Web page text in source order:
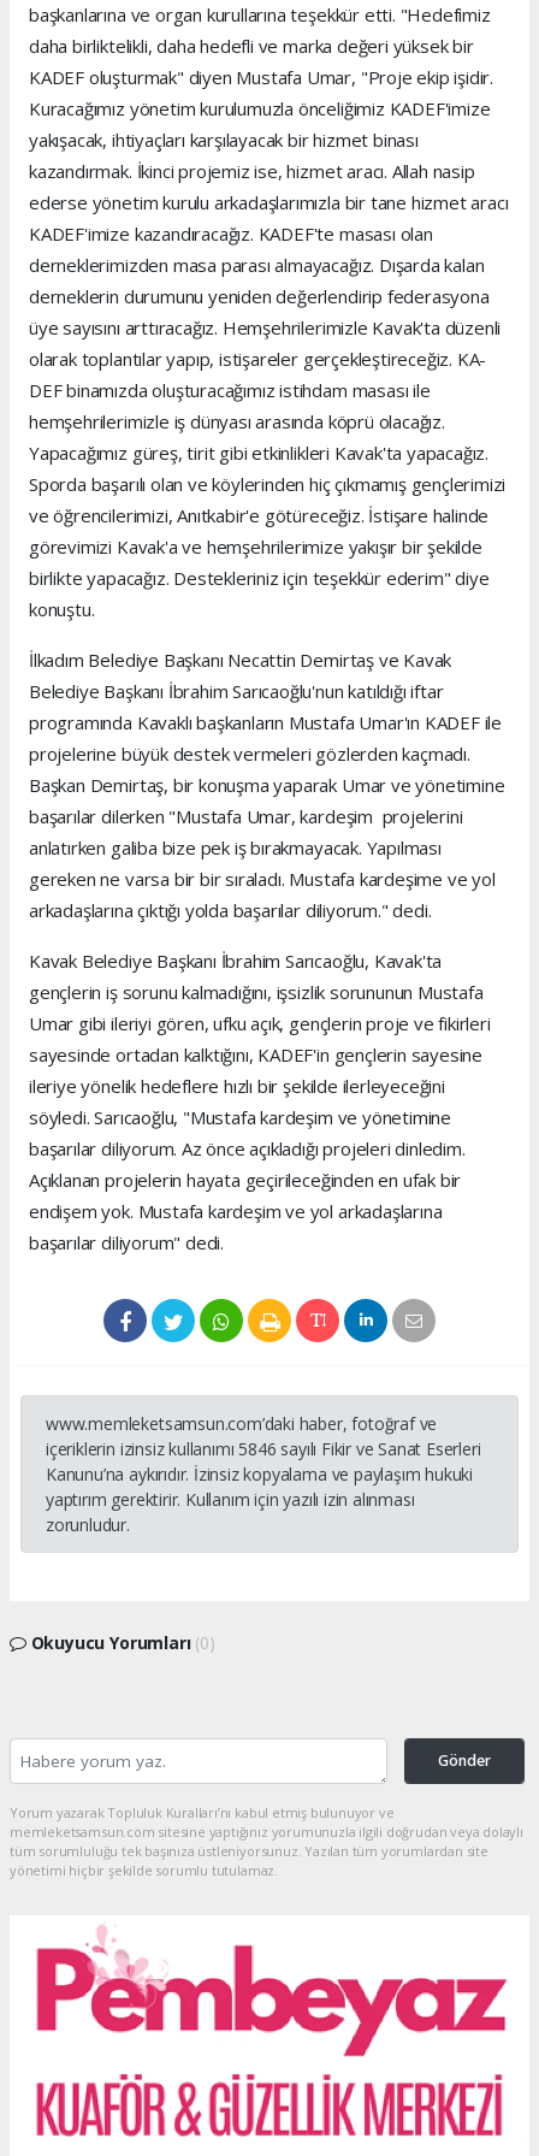
başkanlarına ve organ kurullarına teşekkür etti. "Hedefimiz
daha birliktelikli, daha hedefli ve marka değeri yüksek bir
KADEF oluşturmak" diyen Mustafa Umar, "Proje ekip işidir.
Kuracağımız yönetim kurulumuzla önceliğimiz KADEF'imize
yakışacak, ihtiyaçları karşılayacak bir hizmet binası
kazandırmak. İkinci projemiz ise, hizmet aracı. Allah nasip
ederse yönetim kurulu arkadaşlarımızla bir tane hizmet aracı
KADEF'imize kazandıracağız. KADEF'te masası olan
derneklerimizden masa parası almayacağız. Dışarda kalan
derneklerin durumunu yeniden değerlendirip federasyona
üye sayısını arttıracağız. Hemşehrilerimizle Kavak'ta düzenli
olarak toplantılar yapıp, istişareler gerçekleştireceğiz. KA-
DEF binamızda oluşturacağımız istihdam masası ile
hemşehrilerimizle iş dünyası arasında köprü olacağız.
Yapacağımız güreş, tirit gibi etkinlikleri Kavak'ta yapacağız.
Sporda başarılı olan ve köylerinden hiç çıkmamış gençlerimizi
ve öğrencilerimizi, Anıtkabir'e götüreceğiz. İstişare halinde
görevimizi Kavak'a ve hemşehrilerimize yakışır bir şekilde
birlikte yapacağız. Destekleriniz için teşekkür ederim" diye
konuştu.
İlkadım Belediye Başkanı Necattin Demirtaş ve Kavak
Belediye Başkanı İbrahim Sarıcaoğlu'nun katıldığı iftar
programında Kavaklı başkanların Mustafa Umar'ın KADEF ile
projelerine büyük destek vermeleri gözlerden kaçmadı.
Başkan Demirtaş, bir konuşma yaparak Umar ve yönetimine
başarılar dilerken "Mustafa Umar, kardeşim projelerini
anlatırken galiba bize pek iş bırakmayacak. Yapılması
gereken ne varsa bir bir sıraladı. Mustafa kardeşime ve yol
arkadaşlarına çıktığı yolda başarılar diliyorum." dedi.
Kavak Belediye Başkanı İbrahim Sarıcaoğlu, Kavak'ta
gençlerin iş sorunu kalmadığını, işsizlik sorununun Mustafa
Umar gibi ileriyi gören, ufku açık, gençlerin proje ve fikirleri
sayesinde ortadan kalktığını, KADEF'in gençlerin sayesine
ileriye yönelik hedeflere hızlı bir şekilde ilerleyeceğini
söyledi. Sarıcaoğlu, "Mustafa kardeşim ve yönetimine
başarılar diliyorum. Az önce açıkladığı projeleri dinledim.
Açıklanan projelerin hayata geçirileceğinden en ufak bir
endişem yok. Mustafa kardeşim ve yol arkadaşlarına
başarılar diliyorum" dedi.
www.memleketsamsun.com’daki haber, fotoğraf ve
içeriklerin izinsiz kullanımı 5846 sayılı Fikir ve Sanat Eserleri
Kanunu’na aykırıdır. İzinsiz kopyalama ve paylaşım hukuki
yaptırım gerektirir. Kullanım için yazılı izin alınması
zorunludur.
Okuyucu Yorumları (0)
Gönder
Yorum yazarak Topluluk Kuralları’nı kabul etmiş bulunuyor ve
memleketsamsun.com sitesine yaptığınız yorumunuzla ilgili doğrudan veya dolaylı
tüm sorumluluğu tek başınıza üstleniyorsunuz. Yazılan tüm yorumlardan site
yönetimi hiçbir şekilde sorumlu tutulamaz.